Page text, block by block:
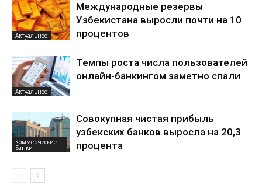
Актуальное
Международные резервы
Узбекистана выросли почти на 10
процентов
Актуальное
Темпы роста числа пользователей
онлайн-банкингом заметно спали
Коммерческие
Банки
Совокупная чистая прибыль
узбекских банков выросла на 20,3
процента